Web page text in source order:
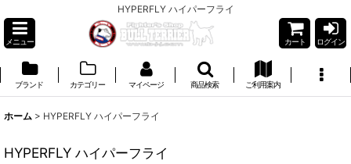
HYPERFLY ハイパーフライ
メニュー カート ログイン
ブランド カテゴリー マイページ 商品検索 ご利用案内
ホーム > HYPERFLY ハイパーフライ
HYPERFLY ハイパーフライ